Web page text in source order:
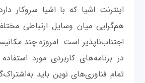
اینترنت اشیا که با اشیا سروکار
هم‌گرایی میان وسایل ارتباطی
اجتناب‌ناپذیر است. امروزه چند
در برنامه‌های کاربردی مورد استفاده
تمام فناوری‌های نوین باید